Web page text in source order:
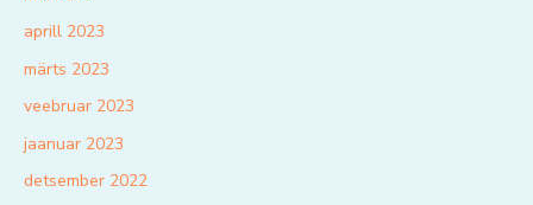
aprill 2023
märts 2023
veebruar 2023
jaanuar 2023
detsember 2022